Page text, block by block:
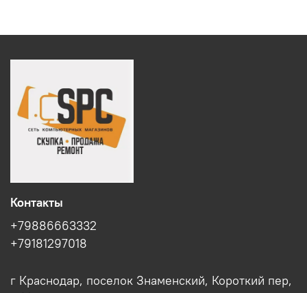
Контакты
+79886663332
+79181297018
г Краснодар, поселок Знаменский, Короткий пер,